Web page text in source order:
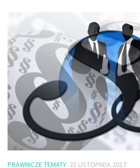
PRAWNICZE TEMATY 25 LISTOPADA 2017